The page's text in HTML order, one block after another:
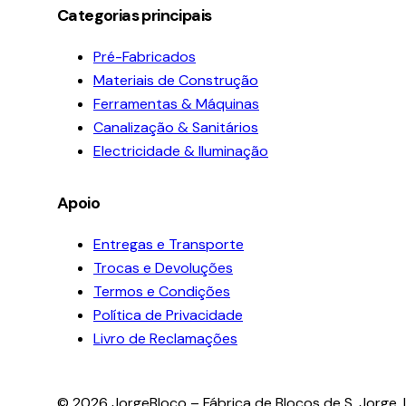
Categorias principais
Pré-Fabricados
Materiais de Construção
Ferramentas & Máquinas
Canalização & Sanitários
Electricidade & Iluminação
Apoio
Entregas e Transporte
Trocas e Devoluções
Termos e Condições
Política de Privacidade
Livro de Reclamações